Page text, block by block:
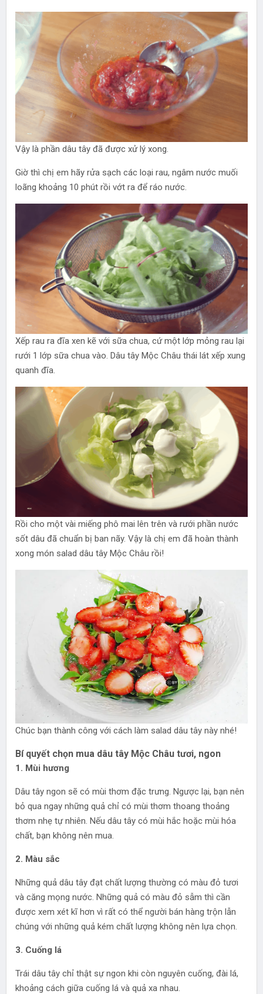
Vậy là phần dâu tây đã được xử lý xong.
Giờ thì chị em hãy rửa sạch các loại rau, ngâm nước muối
loãng khoảng 10 phút rồi vớt ra để ráo nước.
Xếp rau ra đĩa xen kẽ với sữa chua, cứ một lớp mỏng rau lại
rưới 1 lớp sữa chua vào. Dâu tây Mộc Châu thái lát xếp xung
quanh đĩa.
Rồi cho một vài miếng phô mai lên trên và rưới phần nước
sốt dâu đã chuẩn bị ban nãy. Vậy là chị em đã hoàn thành
xong món salad dâu tây Mộc Châu rồi!
Chúc bạn thành công với cách làm salad dâu tây này nhé!
Bí quyết chọn mua dâu tây Mộc Châu tươi, ngon
1. Mùi hương
Dâu tây ngon sẽ có mùi thơm đặc trưng. Ngược lại, bạn nên
bỏ qua ngay những quả chỉ có mùi thơm thoang thoảng
thơm nhẹ tự nhiên. Nếu dâu tây có mùi hắc hoặc mùi hóa
chất, bạn không nên mua.
2. Màu sắc
Những quả dâu tây đạt chất lượng thường có màu đỏ tươi
và căng mọng nước. Những quả có màu đỏ sẫm thì cần
được xem xét kĩ hơn vì rất có thể người bán hàng trộn lẫn
chúng với những quả kém chất lượng không nên lựa chọn.
3. Cuống lá
Trái dâu tây chỉ thật sự ngon khi còn nguyên cuống, đài lá,
khoảng cách giữa cuống lá và quả xa nhau.